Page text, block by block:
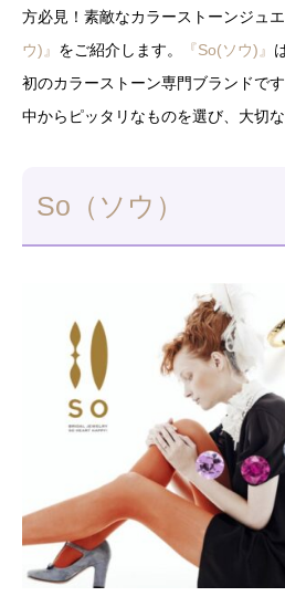
方必見！素敵なカラーストーンジュ
ウ)』 をご紹介します。 『So(ソウ)』
初のカラーストーン専門ブランドで
中からピッタリなものを選び、大切
So（ソウ）